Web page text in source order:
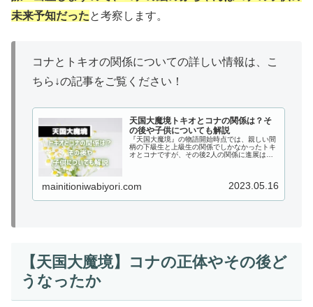
未来予知だったと考察します。
コナとトキオの関係についての詳しい情報は、こ
ちら↓の記事をご覧ください！
天国大魔境トキオとコナの関係は？そ
の後や子供についても解説
『天国大魔境』の物語開始時点では、親しい間
柄の下級生と上級生の関係でしかなかったトキ
オとコナですが、その後2人の関係に進展はあ
mainitioniwabiyori.com 2023.05.16
【天国大魔境】コナの正体やその後ど
うなったか